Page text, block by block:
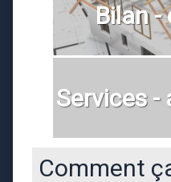
Bilan -
Services
Comment